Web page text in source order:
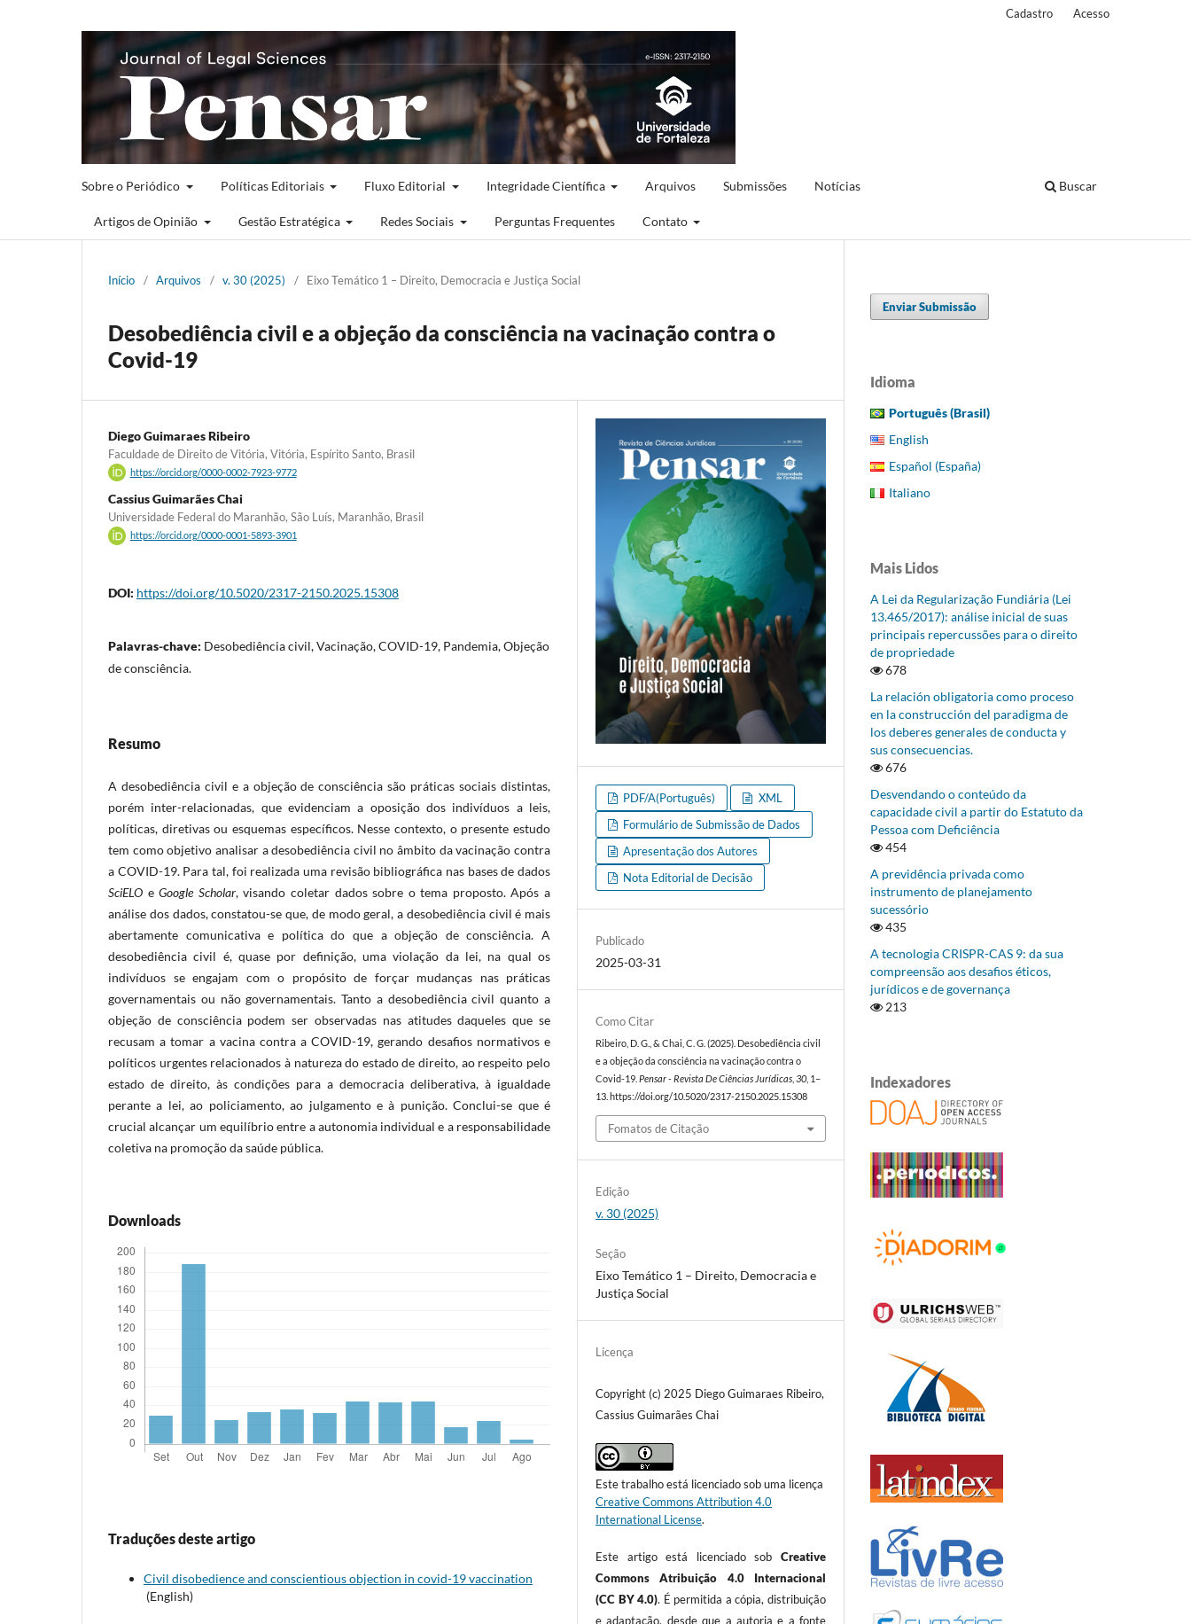
Sobre o Periódico Políticas Editoriais Fluxo Editorial Integridade Científica Arquivos Submissões Notícias
Artigos de Opinião Gestão Estratégica Redes Sociais Perguntas Frequentes Contato
Buscar
Cadastro Acesso
Início / Arquivos / v. 30 (2025) / Eixo Temático 1 – Direito, Democracia e Justiça Social
Desobediência civil e a objeção da consciência na vacinação contra o
Covid-19
Diego Guimaraes Ribeiro
Faculdade de Direito de Vitória, Vitória, Espírito Santo, Brasil
https://orcid.org/0000-0002-7923-9772
Cassius Guimarães Chai
Universidade Federal do Maranhão, São Luís, Maranhão, Brasil
https://orcid.org/0000-0001-5893-3901
DOI: https://doi.org/10.5020/2317-2150.2025.15308
Palavras-chave: Desobediência civil, Vacinação, COVID-19, Pandemia, Objeção
de consciência.
Resumo
A desobediência civil e a objeção de consciência são práticas sociais distintas,
porém inter-relacionadas, que evidenciam a oposição dos indivíduos a leis,
políticas, diretivas ou esquemas específicos. Nesse contexto, o presente estudo
tem como objetivo analisar a desobediência civil no âmbito da vacinação contra
a COVID-19. Para tal, foi realizada uma revisão bibliográfica nas bases de dados
SciELO eGoogle Scholar, visando coletar dados sobre o tema proposto. Após a
análise dos dados, constatou-se que, de modo geral, a desobediência civil é mais
abertamente comunicativa e política do que a objeção de consciência. A
desobediência civil é, quase por definição, uma violação da lei, na qual os
indivíduos se engajam com o propósito de forçar mudanças nas práticas
governamentais ou não governamentais. Tanto a desobediência civil quanto a
objeção de consciência podem ser observadas nas atitudes daqueles que se
recusam a tomar a vacina contra a COVID-19, gerando desafios normativos e
políticos urgentes relacionados à natureza do estado de direito, ao respeito pelo
estado de direito, às condições para a democracia deliberativa, à igualdade
perante a lei, ao policiamento, ao julgamento e à punição. Conclui-se que é
crucial alcançar um equilíbrio entre a autonomia individual e a responsabilidade
coletiva na promoção da saúde pública.
Downloads
Traduções deste artigo
Civil disobedience and conscientious objection in covid-19 vaccination
(English)
PDF/A(Português)
XML
Formulário de Submissão de Dados
Apresentação dos Autores
Nota Editorial de Decisão
Publicado
2025-03-31
Como Citar
Ribeiro, D. G., & Chai, C. G. (2025). Desobediência civil
e a objeção da consciência na vacinação contra o
Covid-19.Pensar - Revista De Ciências Jurídicas ,30, 1–
13. https://doi.org/10.5020/2317-2150.2025.15308
Fomatos de Citação
Edição
v. 30 (2025)
Seção
Eixo Temático 1 – Direito, Democracia e
Justiça Social
Licença
Copyright (c) 2025 Diego Guimaraes Ribeiro,
Cassius Guimarães Chai
Este trabalho está licenciado sob uma licença
Creative Commons Attribution 4.0
International License.
Este artigo está licenciado sob Creative
Commons Atribuição 4.0 Internacional
(CC BY 4.0). É permitida a cópia, distribuição
e adaptação, desde que a autoria e a fonte
Enviar Submissão
Idioma
Português (Brasil)
English
Español (España)
Italiano
Mais Lidos
A Lei da Regularização Fundiária (Lei
13.465/2017): análise inicial de suas
principais repercussões para o direito
de propriedade
678
La relación obligatoria como proceso
en la construcción del paradigma de
los deberes generales de conducta y
sus consecuencias.
676
Desvendando o conteúdo da
capacidade civil a partir do Estatuto da
Pessoa com Deficiência
454
A previdência privada como
instrumento de planejamento
sucessório
435
A tecnologia CRISPR-CAS 9: da sua
compreensão aos desafios éticos,
jurídicos e de governança
213
Indexadores